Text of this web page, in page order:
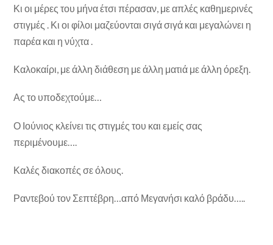
Κι οι μέρες του μήνα έτσι πέρασαν, με απλές καθημερινές
στιγμές . Κι οι φίλοι μαζεύονται σιγά σιγά και μεγαλώνει η
παρέα και η νύχτα .
Καλοκαίρι, με άλλη διάθεση με άλλη ματιά με άλλη όρεξη.
Ας το υποδεχτούμε…
Ο Ιούνιος κλείνει τις στιγμές του και εμείς σας
περιμένουμε….
Καλές διακοπές σε όλους.
Ραντεβού τον Σεπτέβρη…από Μεγανήσι καλό βράδυ…..